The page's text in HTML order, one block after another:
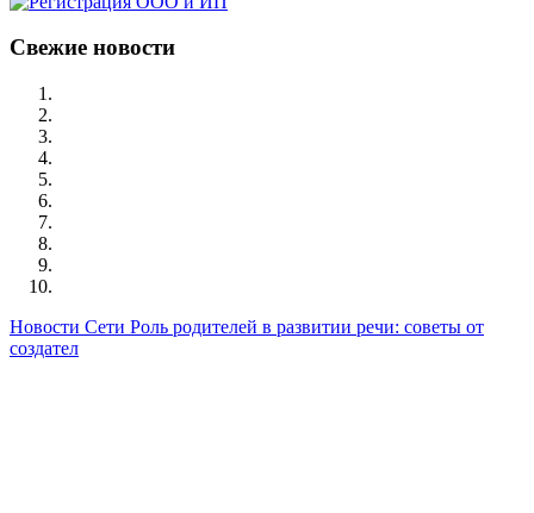
Свежие новости
Новости Сети Роль родителей в развитии речи: советы от
создател